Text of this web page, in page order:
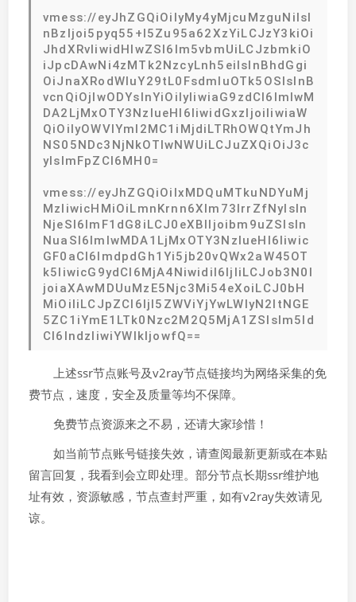
vmess://eyJhZGQiOiIyMy4yMjcuMzguNiIsI
nBzIjoi5pyq55+l5Zu95a62XzYiLCJzY3kiOi
JhdXRvIiwidHlwZSI6Im5vbmUiLCJzbmkiO
iJpcDAwNi4zMTk2NzcyLnh5eiIsInBhdGgi
OiJnaXRodWIuY29tL0FsdmluOTk5OSIsInB
vcnQiOjIwODYsInYiOiIyIiwiaG9zdCI6ImlwM
DA2LjMxOTY3NzIueHl6IiwidGxzIjoiIiwiaW
QiOiIyOWVlYmI2MC1iMjdiLTRhOWQtYmJh
NS05NDc3NjNkOTIwNWUiLCJuZXQiOiJ3c
yIsImFpZCI6MH0=
vmess://eyJhZGQiOiIxMDQuMTkuNDYuMj
MzIiwicHMiOiLmnKrnn6Xlm73lrrZfNyIsIn
NjeSI6ImF1dG8iLCJ0eXBlIjoibm9uZSIsIn
NuaSI6ImlwMDA1LjMxOTY3NzIueHl6Iiwic
GF0aCI6ImdpdGh1Yi5jb20vQWx2aW45OT
k5IiwicG9ydCI6MjA4NiwidiI6IjIiLCJob3N0I
joiaXAwMDUuMzE5Njc3Mi54eXoiLCJ0bH
MiOiIiLCJpZCI6IjI5ZWViYjYwLWIyN2ItNGE
5ZC1iYmE1LTk0Nzc2M2Q5MjA1ZSIsIm5ld
CI6IndzIiwiYWlkIjowfQ==
上述ssr节点账号及v2ray节点链接均为网络采集的免
费节点，速度，安全及质量等均不保障。
免费节点资源来之不易，还请大家珍惜！
如当前节点账号链接失效，请查阅最新更新或在本贴
留言回复，我看到会立即处理。部分节点长期ssr维护地
址有效，资源敏感，节点查封严重，如有v2ray失效请见
谅。